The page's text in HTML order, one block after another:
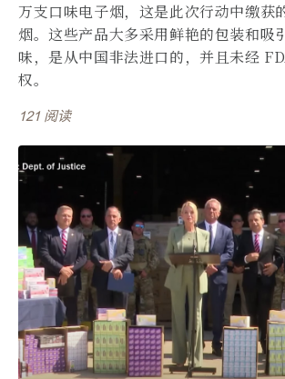
万支口味电子烟，这是此次行动中缴获
烟。这些产品大多采用鲜艳的包装和吸
味，是从中国非法进口的，并且未经
权。
121 阅读